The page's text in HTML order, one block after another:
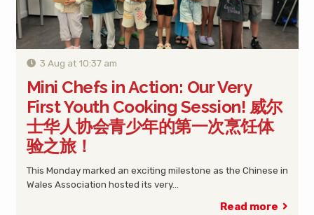
3 Aug at 10:37 am
Mini Chefs in Action: Our Very
First Youth Cooking Session! 威尔
士华人协会青少年的第一次烹饪体
验之旅！
This Monday marked an exciting milestone as the Chinese in
Wales Association hosted its very…
Read more